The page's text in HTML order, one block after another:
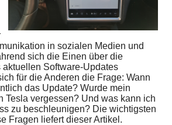
in sozialen Medien und
sich die Einen über die
Software-Updates
für die Anderen die Frage: Wann
das Update? Wurde mein
Tesla vergessen? Und was kann ich
zu beschleunigen? Die wichtigsten
Fragen liefert dieser Artikel.